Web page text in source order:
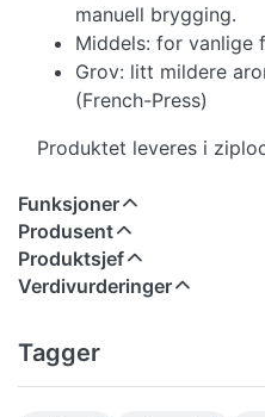
manuell brygging.
Middels: for vanlige
Grov: litt mildere
(French-Press)
Produktet leveres i
Funksjoner
Produsent
Produktsjef
Verdivurderinger
Tagger